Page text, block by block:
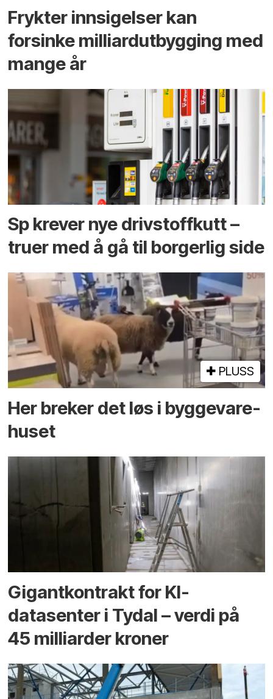
Frykter innsigelser kan
forsinke milliard­utbygging med
mange år
Sp krever nye drivstoffkutt –
truer med å gå til borgerlig side
PLUSS
Her breker det løs i bygge­vare­
huset
Gigantkontrakt for KI-
datasenter i Tydal – verdi på
45 milliarder kroner